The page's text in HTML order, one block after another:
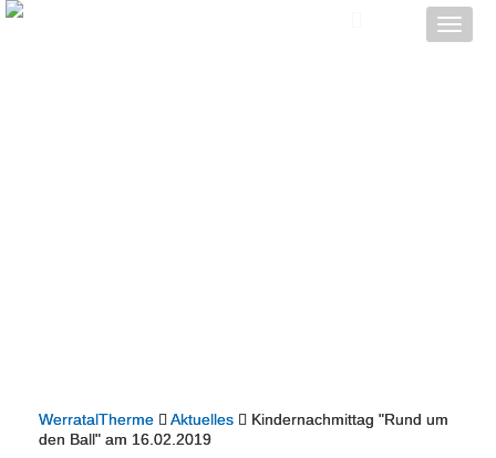
Toggle
WerratalTherme Aktuelles
Kindernachmittag "Rund um
den Ball" am 16.02.2019